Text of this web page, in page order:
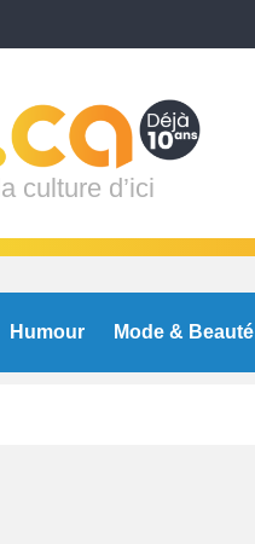
culture d’ici
Humour Mode & Beauté